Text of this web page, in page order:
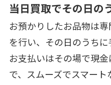
当日買取でその日の
お預かりしたお品物は
を行い、その日のうちに
お支払いはその場で現
で、スムーズでスマート